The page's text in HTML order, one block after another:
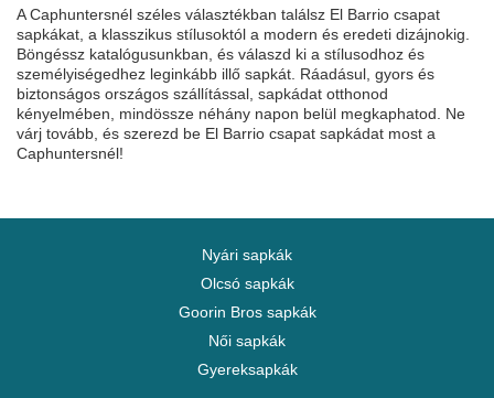
A Caphuntersnél széles választékban találsz El Barrio csapat
sapkákat, a klasszikus stílusoktól a modern és eredeti dizájnokig.
Böngéssz katalógusunkban, és válaszd ki a stílusodhoz és
személyiségedhez leginkább illő sapkát. Ráadásul, gyors és
biztonságos országos szállítással, sapkádat otthonod
kényelmében, mindössze néhány napon belül megkaphatod. Ne
várj tovább, és szerezd be El Barrio csapat sapkádat most a
Caphuntersnél!
Nyári sapkák
Olcsó sapkák
Goorin Bros sapkák
Női sapkák
Gyereksapkák